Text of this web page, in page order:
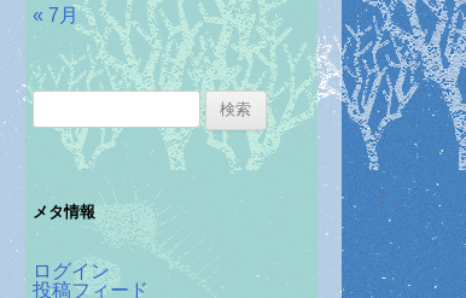
« 7月
検
メタ情報
ログイン
投稿フィード